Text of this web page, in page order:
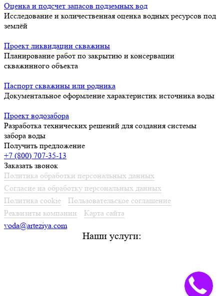
Оценка и подсчет запасов подземных вод
Исследование и количественная оценка водных ресурсов под
землёй
Проект ликвидации скважины
Планирование работ по закрытию и консервации
скважинного объекта
Паспорт скважины или родника
Документальное оформление характеристик источника воды
Проект водозабора
Разработка технических решений для создания системы
забора воды
Получить предложение
+7 (800) 707-35-13
Заказать звонок
Политика обработки персональных данных
Согласие на обработку персональных данных
Политика cookie
Пользовательское соглашение
Реквизиты компании
Карта сайта
voda@arteziya.com
Наши услуги:
санитарной охраны источников водоснабжения в Воронеже